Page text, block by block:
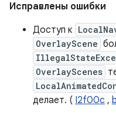
Исправлены ошибки
Доступ к
OverlayScene
OverlayScenes
делает. ( I2f00c ,